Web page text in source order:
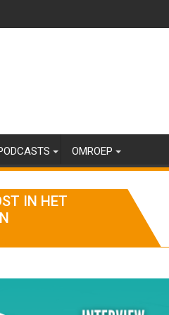
OMROEP
IN HET